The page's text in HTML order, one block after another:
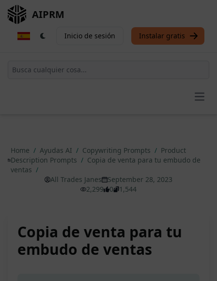
AIPRM
Inicio de sesión Instalar gratis
Home / Ayudas AI / Copywriting Prompts / Product
Description Prompts / Copia de venta para tu embudo de
ventas /
All Trades Janes
September 28, 2023
2,299
0 1,544
Copia de venta para tu
embudo de ventas